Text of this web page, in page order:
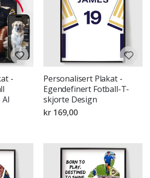
-
Personalisert Plakat -
Egendefinert Fotball-T-
skjorte Design
kr 169,00